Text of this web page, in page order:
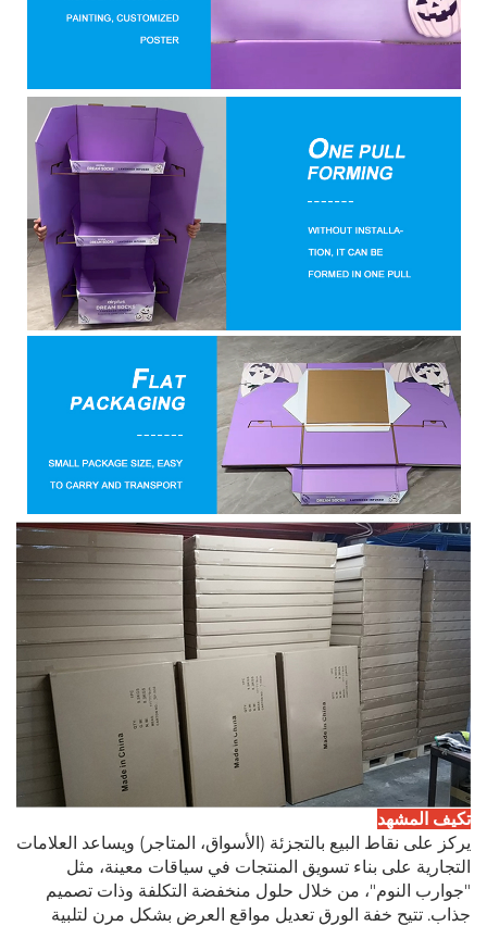
تكيف المشهد
يركز على نقاط البيع بالتجزئة (الأسواق، المتاجر) ويساعد العلامات
التجارية على بناء تسويق المنتجات في سياقات معينة، مثل
"جوارب النوم"، من خلال حلول منخفضة التكلفة وذات تصميم
جذاب. تتيح خفة الورق تعديل مواقع العرض بشكل مرن لتلبية